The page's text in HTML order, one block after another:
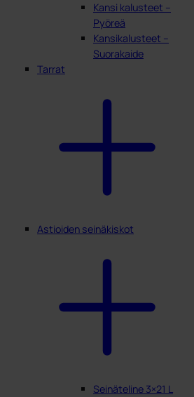
Kansi kalusteet –
Pyöreä
Kansikalusteet –
Suorakaide
Tarrat
Astioiden seinäkiskot
Seinäteline 3×21 L